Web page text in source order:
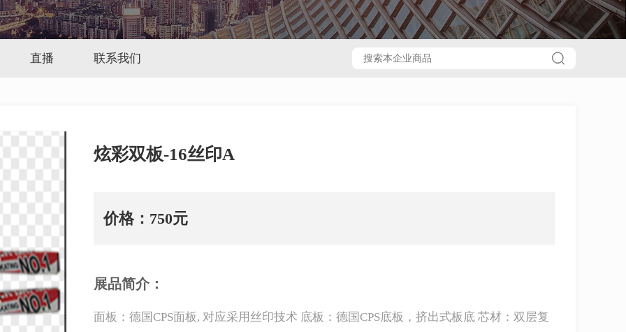
直播 联系我们
炫彩双板-16丝印A
价格：750元
展品简介：
面板：德国CPS面板, 对应采用丝印技术 底板：德国CPS底板，挤出式板底 芯材：双层复